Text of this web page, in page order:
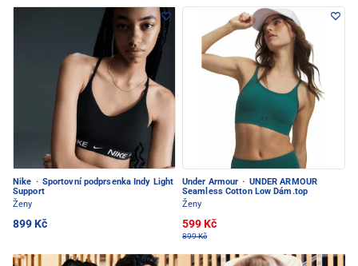
Nike · Sportovní podprsenka Indy Light
Support
Ženy
899 Kč
Under Armour · UNDER ARMOUR
Seamless Cotton Low Dám.top
Ženy
599 Kč
899 Kč